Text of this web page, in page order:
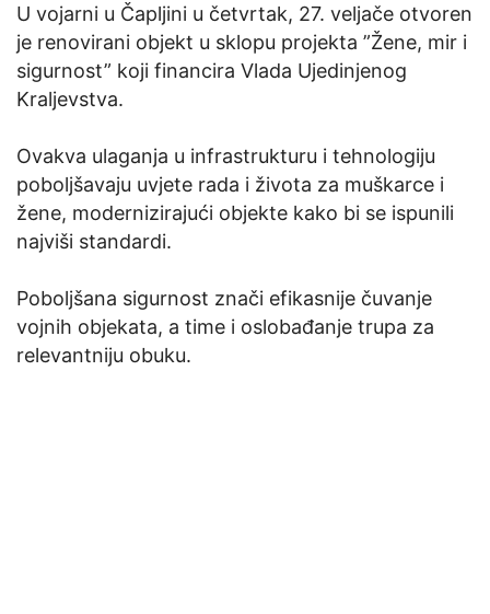
U vojarni u Čapljini u četvrtak, 27. veljače otvoren
je renovirani objekt u sklopu projekta ”Žene, mir i
sigurnost” koji financira Vlada Ujedinjenog
Kraljevstva.
Ovakva ulaganja u infrastrukturu i tehnologiju
poboljšavaju uvjete rada i života za muškarce i
žene, modernizirajući objekte kako bi se ispunili
najviši standardi.
Poboljšana sigurnost znači efikasnije čuvanje
vojnih objekata, a time i oslobađanje trupa za
relevantniju obuku.